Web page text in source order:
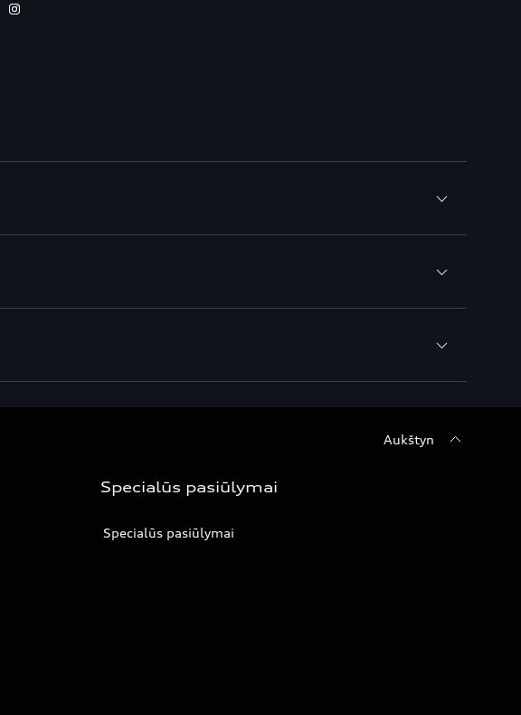
Aukštyn
Specialūs pasiūlymai
Specialūs pasiūlymai